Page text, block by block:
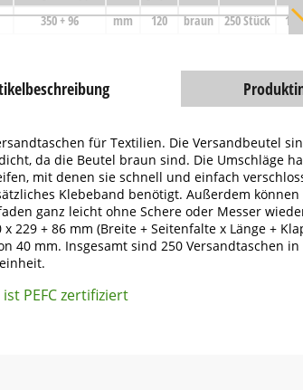
350 + 96 mm 120 braun 250 Stück 1
für Textilien. Die Versandbeutel
da die Beutel braun sind. Die Umschläge
mit denen sie schnell und einfach
Klebeband benötigt. Außerdem
ganz leicht ohne Schere oder Messer
x 229 + 86 mm (Breite + Seitenfalte x Länge +
40 mm. Insgesamt sind 250 Versandtaschen
PEFC zertifiziert